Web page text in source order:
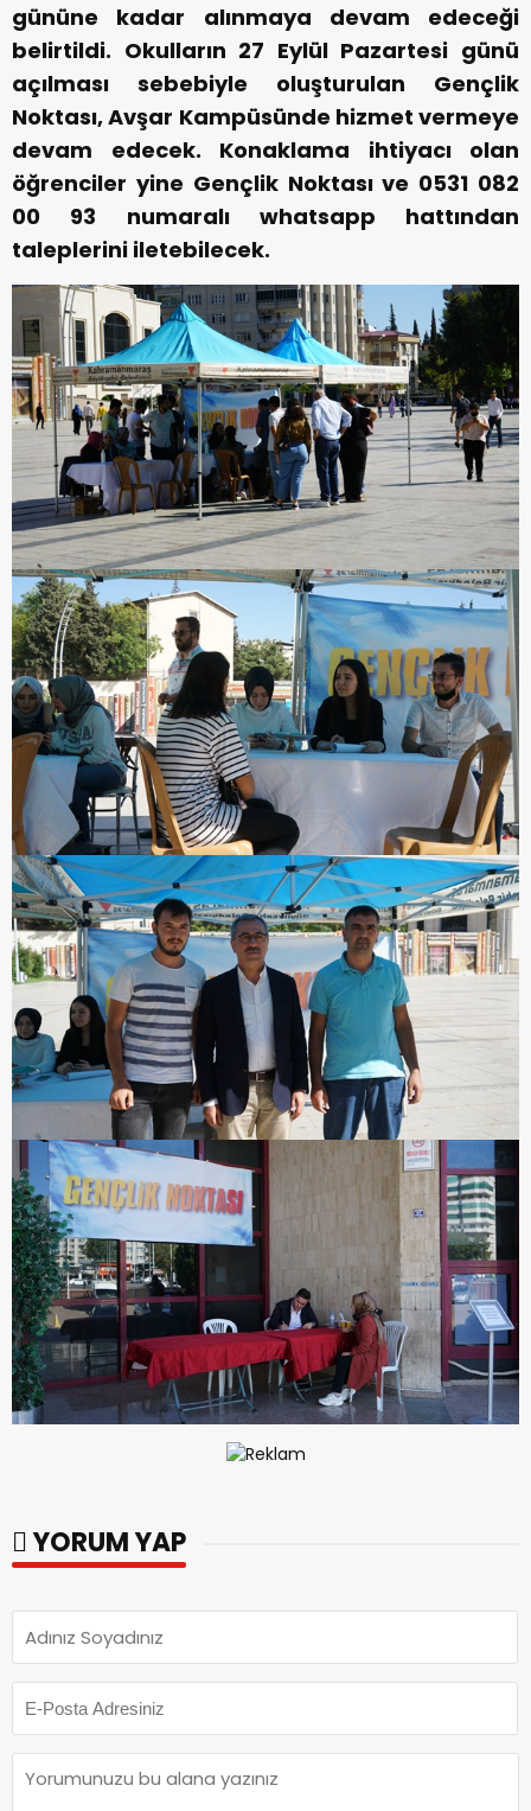
gününe kadar alınmaya devam edeceği
belirtildi. Okulların 27 Eylül Pazartesi günü
açılması sebebiyle oluşturulan Gençlik
Noktası, Avşar Kampüsünde hizmet vermeye
devam edecek. Konaklama ihtiyacı olan
öğrenciler yine Gençlik Noktası ve 0531 082
00 93 numaralı whatsapp hattından
taleplerini iletebilecek.
YORUM YAP